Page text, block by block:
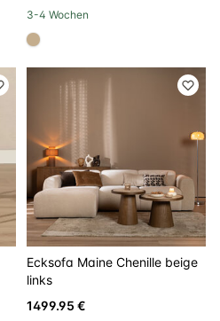
3-4 Wochen
#c4ad8d
Ecksofa Maine Chenille beige
links
1499.95 €